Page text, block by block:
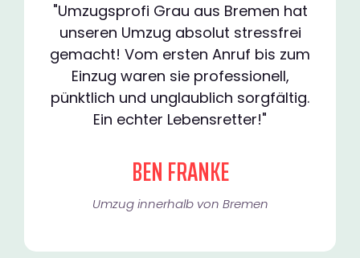
"Umzugsprofi Grau aus Bremen hat
unseren Umzug absolut stressfrei
gemacht! Vom ersten Anruf bis zum
Einzug waren sie professionell,
pünktlich und unglaublich sorgfältig.
Ein echter Lebensretter!"
BEN FRANKE
Umzug innerhalb von Bremen​